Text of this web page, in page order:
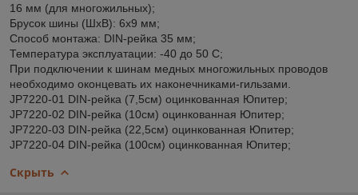
16 мм (для многожильных);
Брусок шины (ШхВ): 6х9 мм;
Способ монтажа: DIN-рейка 35 мм;
Температура эксплуатации: -40 до 50 С;
При подключении к шинам медных многожильных проводов
необходимо оконцевать их наконечниками-гильзами.
JP7220-01 DIN-рейка (7,5см) оцинкованная Юпитер;
JP7220-02 DIN-рейка (10см) оцинкованная Юпитер;
JP7220-03 DIN-рейка (22,5см) оцинкованная Юпитер;
JP7220-04 DIN-рейка (100см) оцинкованная Юпитер;
Скрыть